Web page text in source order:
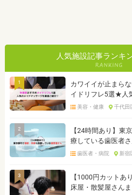
人気施設記事ランキ
1
カワイイが止まら
イドリフレ5選★人
美容・健康 千代田
2
【24時間あり】東
療している歯医者
歯医者・病院 新宿
3
【1000円カットあ
床屋・散髪屋さん